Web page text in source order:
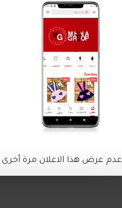
عدم عرض هذا الاعلان مرة أخرى